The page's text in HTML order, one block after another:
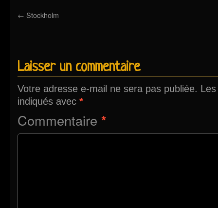
← Stockholm
Laisser un commentaire
Votre adresse e-mail ne sera pas publiée.
indiqués avec *
Commentaire *